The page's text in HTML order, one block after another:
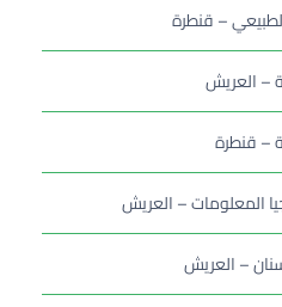
– قنطرة
– العريش
– قنطرة
المعلومات – العريش
– العريش